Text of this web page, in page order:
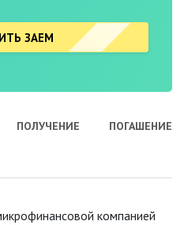
ЗАЕМ
ПОЛУЧЕНИЕ ПОГАШЕНИЕ
компанией